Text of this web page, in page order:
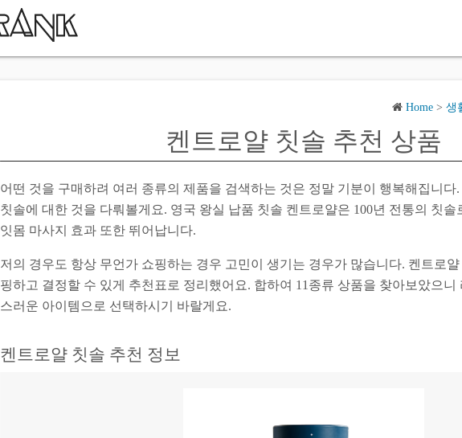
Home > 생
켄트로얄 칫솔 추천 상품
어떤 것을 구매하려 여러 종류의 제품을 검색하는 것은 정말 기분이 행복해집니다
칫솔에 대한 것을 다뤄볼게요. 영국 왕실 납품 칫솔 켄트로얄은 100년 전통의 칫솔
잇몸 마사지 효과 또한 뛰어납니다.
저의 경우도 항상 무언가 쇼핑하는 경우 고민이 생기는 경우가 많습니다. 켄트로
핑하고 결정할 수 있게 추천표로 정리했어요. 합하여 11종류 상품을 찾아보았으니
스러운 아이템으로 선택하시기 바랄게요.
켄트로얄 칫솔 추천 정보